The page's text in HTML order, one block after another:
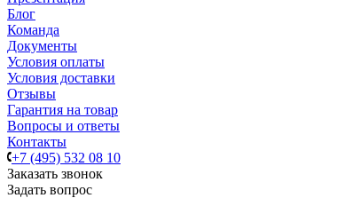
Блог
Команда
Документы
Условия оплаты
Условия доставки
Отзывы
Гарантия на товар
Вопросы и ответы
Контакты
+7 (495) 532 08 10
Заказать звонок
Задать вопрос